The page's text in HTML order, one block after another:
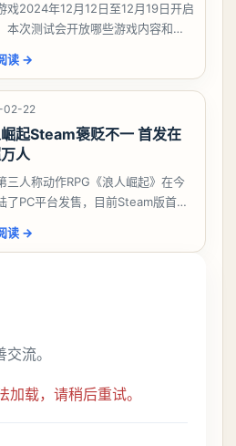
戏2024年12月12日至12月19日开启
本次测试会开放哪些游戏内容和玩
开放游戏内容和玩法，想要了解详
读 →
02-22
起Steam褒贬不一 首发在
人
三人称动作RPG《浪人崛起》在今
了PC平台发售，目前Steam版首发
”。中文区评价394篇，为“多半
读 →
流。
加载，请稍后重试。